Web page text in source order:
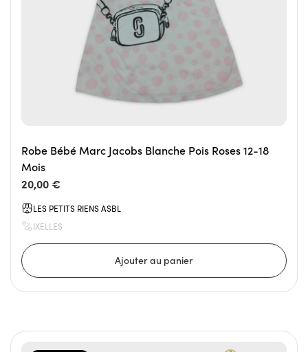
Robe Bébé Marc Jacobs Blanche Pois Roses 12-18
Mois
20,00 €
LES PETITS RIENS ASBL
IXELLES